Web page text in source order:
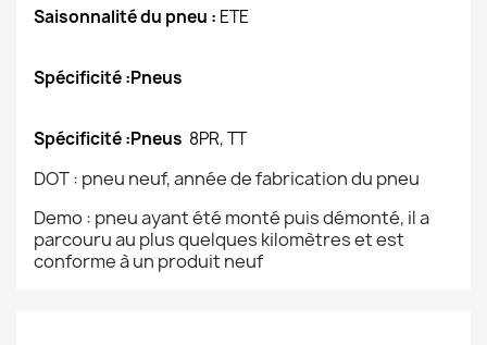
Saisonnalité du pneu : ETE
Spécificité :Pneus
Spécificité :Pneus 8PR, TT
DOT : pneu neuf, année de fabrication du pneu
Demo : pneu ayant été monté puis démonté, il a
parcouru au plus quelques kilomètres et est
conforme à un produit neuf